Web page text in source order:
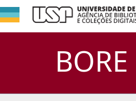
BORE
Busca no
DSpace/Manakin +